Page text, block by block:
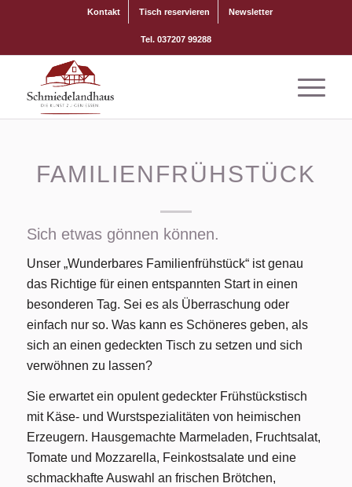
Kontakt Tisch reservieren Newsletter
Tel. 037207 99288
FAMILIENFRÜHSTÜCK
Sich etwas gönnen können.
Unser „Wunderbares Familienfrühstück“ ist genau
das Richtige für einen entspannten Start in einen
besonderen Tag. Sei es als Überraschung oder
einfach nur so. Was kann es Schöneres geben, als
sich an einen gedeckten Tisch zu setzen und sich
verwöhnen zu lassen?
Sie erwartet ein opulent gedeckter Frühstückstisch
mit Käse- und Wurstspezialitäten von heimischen
Erzeugern. Hausgemachte Marmeladen, Fruchtsalat,
Tomate und Mozzarella, Feinkostsalate und eine
schmackhafte Auswahl an frischen Brötchen,